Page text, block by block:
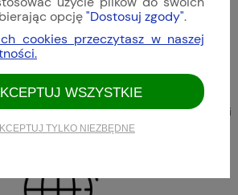
JAKOŚĆ PREMIUM
oryginalne produkty o najwyższej jakości
wykonania.
opcję"Dostosuj zgody".
cookies przeczytasz w naszej
TYLKO NIEZBĘDNE
WSZYSTKIE